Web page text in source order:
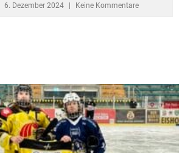
6. Dezember 2024 Keine Kommentare